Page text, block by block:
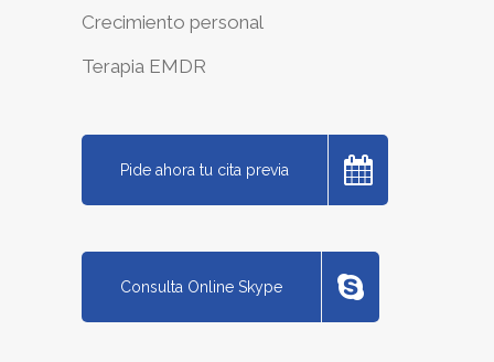
Crecimiento personal
Terapia EMDR
Pide ahora tu cita previa
Consulta Online Skype